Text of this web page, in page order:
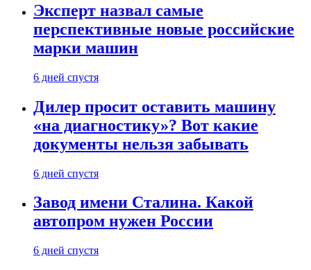
Эксперт назвал самые
перспективные новые российские
марки машин
6 дней спустя
Дилер просит оставить машину
«на диагностику»? Вот какие
документы нельзя забывать
6 дней спустя
Завод имени Сталина. Какой
автопром нужен России
6 дней спустя